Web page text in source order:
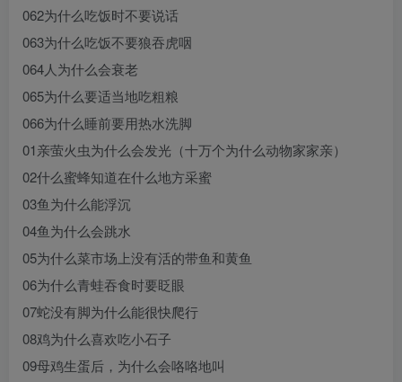
062为什么吃饭时不要说话
063为什么吃饭不要狼吞虎咽
064人为什么会衰老
065为什么要适当地吃粗粮
066为什么睡前要用热水洗脚
01亲萤火虫为什么会发光（十万个为什么动物家家亲）
02什么蜜蜂知道在什么地方采蜜
03鱼为什么能浮沉
04鱼为什么会跳水
05为什么菜市场上没有活的带鱼和黄鱼
06为什么青蛙吞食时要眨眼
07蛇没有脚为什么能很快爬行
08鸡为什么喜欢吃小石子
09母鸡生蛋后，为什么会咯咯地叫